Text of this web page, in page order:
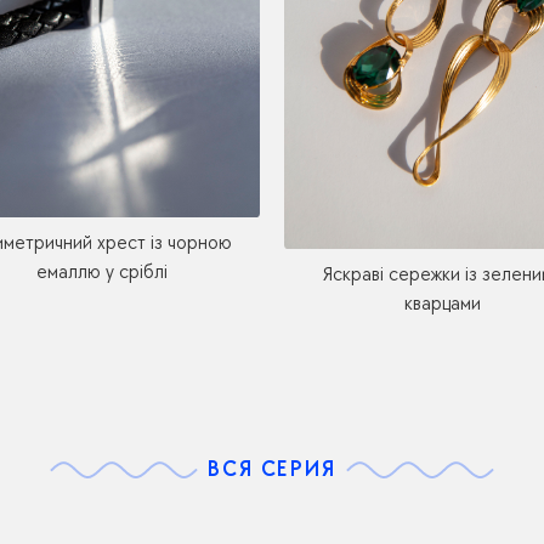
хрест із чорною
емаллю у сріблі
Яскраві сережки із
кварцами
ВСЯ СЕРИЯ